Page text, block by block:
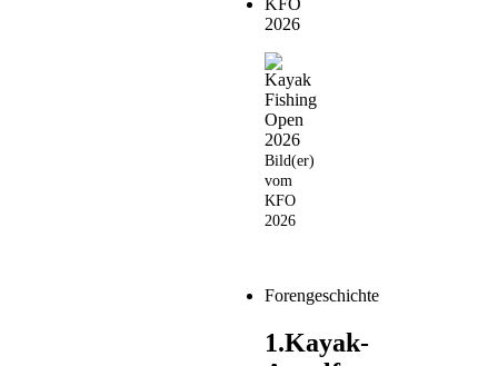
KFO
2026
Bild(er)
vom
KFO
2026
Forengeschichte
1.Kayak-